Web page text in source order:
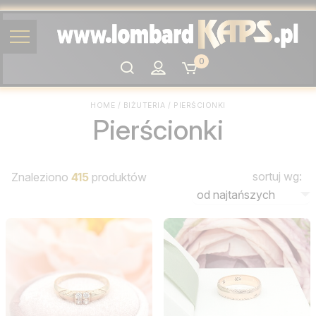
Szukaj
0
HOME / BIŻUTERIA / PIERŚCIONKI
Pierścionki
Znaleziono 415 produktów sortuj wg: